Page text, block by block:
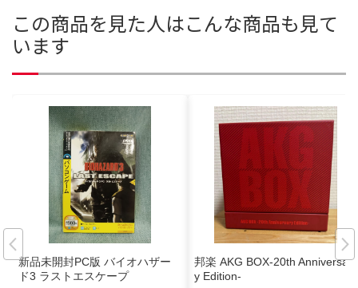
この商品を見た人はこんな商品も見て
います
新品未開封PC版 バイオハザー
ド3 ラストエスケープ
邦楽 AKG BOX-20th Anniversar
y Edition-